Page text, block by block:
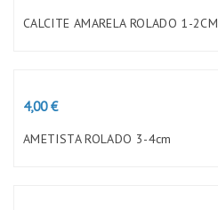
CALCITE AMARELA ROLADO 1-2CM
Preço
4,00 €
AMETISTA ROLADO 3-4cm